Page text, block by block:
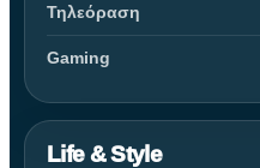
Τηλεόραση
Gaming
Life & Style